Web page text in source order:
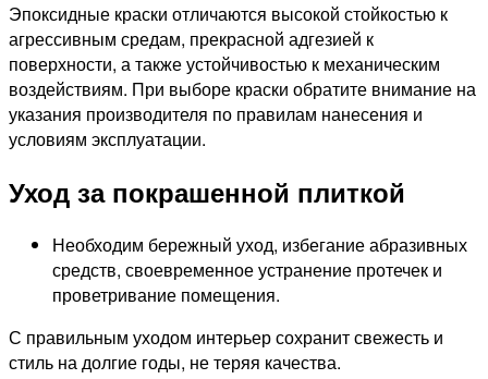
Эпоксидные краски отличаются высокой стойкостью к
агрессивным средам, прекрасной адгезией к
поверхности, а также устойчивостью к механическим
воздействиям. При выборе краски обратите внимание на
указания производителя по правилам нанесения и
условиям эксплуатации.
Уход за покрашенной плиткой
Необходим бережный уход, избегание абразивных
средств, своевременное устранение протечек и
проветривание помещения.
С правильным уходом интерьер сохранит свежесть и
стиль на долгие годы, не теряя качества.